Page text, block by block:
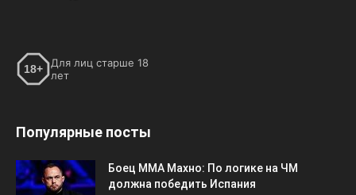
18+
Для лиц старше 18
лет
Популярные посты
Боец ММА Махно: По логике на ЧМ
должна победить Испания